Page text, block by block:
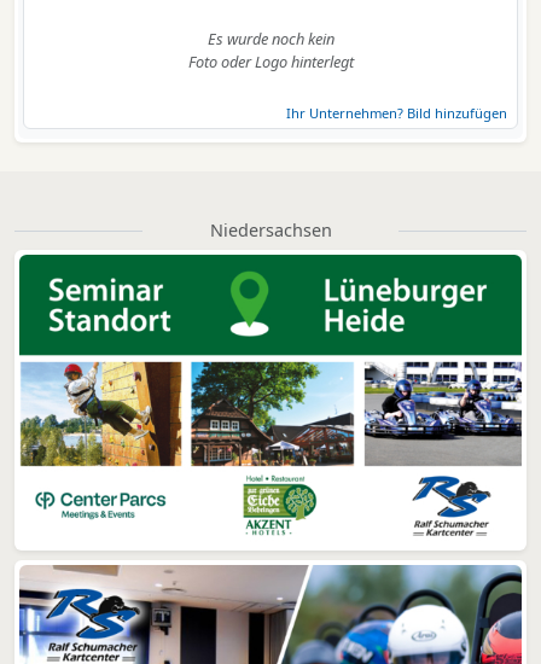
Es wurde noch kein
Foto oder Logo hinterlegt
Ihr Unternehmen? Bild hinzufügen
Niedersachsen